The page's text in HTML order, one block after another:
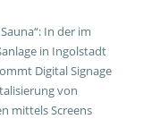
In der im
in Ingolstadt
Digital Signage
von
mittels Screens